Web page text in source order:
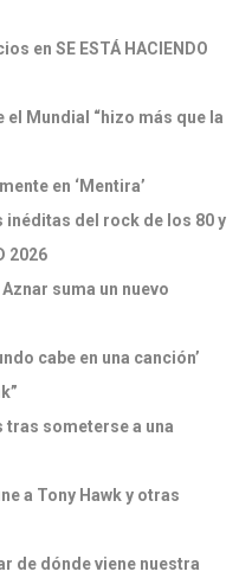
en SE ESTÁ HACIENDO
Mundial “hizo más que la
en ‘Mentira’
inéditas del rock de los 80 y
2026
suma un nuevo
cabe en una canción’
someterse a una
a Tony Hawk y otras
de dónde viene nuestra